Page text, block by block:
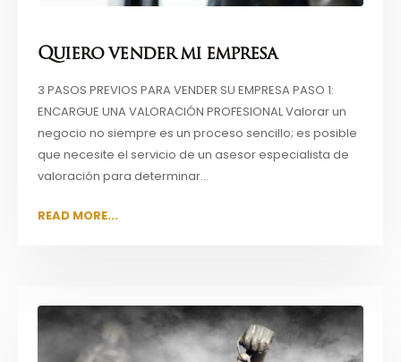
Quiero vender mi empresa
3 PASOS PREVIOS PARA VENDER SU EMPRESA PASO 1:
ENCARGUE UNA VALORACIÓN PROFESIONAL Valorar un
negocio no siempre es un proceso sencillo; es posible
que necesite el servicio de un asesor especialista de
valoración para determinar...
READ MORE...